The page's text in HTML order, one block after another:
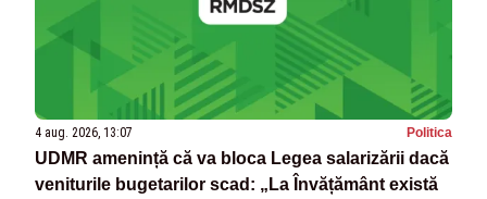
4 aug. 2026, 13:07 Politica
UDMR amenință că va bloca Legea salarizării dacă
veniturile bugetarilor scad: „La Învățământ există